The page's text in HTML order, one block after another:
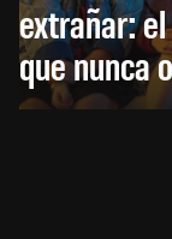
extrañar:
que nunca